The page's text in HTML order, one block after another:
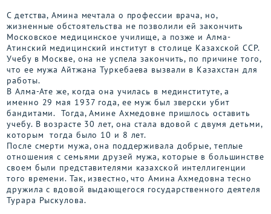
С детства, Амина мечтала о профессии врача, но,
жизненные обстоятельства не позволили ей закончить
Московское медицинское училище, а позже и Алма-
Атинский медицинский институт в столице Казахской ССР.
Учебу в Москве, она не успела закончить, по причине того,
что ее мужа Айтжана Туркебаева вызвали в Казахстан для
работы.
В Алма-Ате же, когда она училась в мединституте, а
именно 29 мая 1937 года, ее муж был зверски убит
бандитами. Тогда, Амине Ахмедовне пришлось оставить
учебу. В возрасте 30 лет, она стала вдовой с двумя детьми,
которым тогда было 10 и 8 лет.
После смерти мужа, она поддерживала добрые, теплые
отношения с семьями друзей мужа, которые в большинстве
своем были представителями казахской интеллигенции
того времени. Так, известно, что Амина Ахмедовна тесно
дружила с вдовой выдающегося государственного деятеля
Турара Рыскулова.